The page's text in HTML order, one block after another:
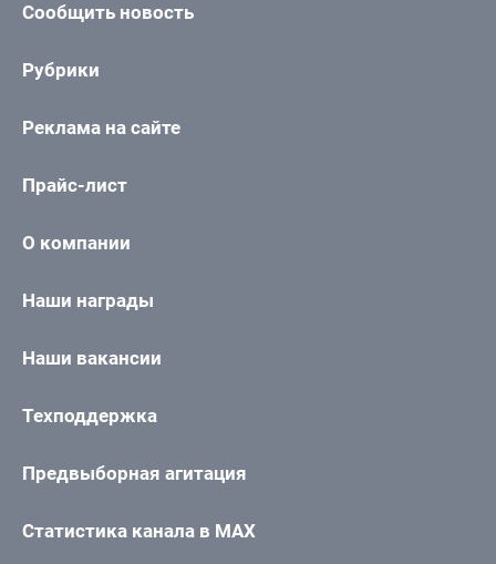
Сообщить новость
Рубрики
Реклама на сайте
Прайс-лист
О компании
Наши награды
Наши вакансии
Техподдержка
Предвыборная агитация
Статистика канала в MAX